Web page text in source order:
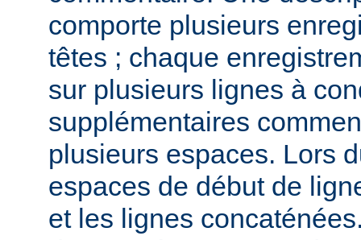
comporte plusieurs
têtes ; chaque
sur plusieurs lignes à
supplémentaires
plusieurs espaces. Lors
espaces de début de
et les lignes